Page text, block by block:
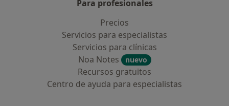
Para profesionales
Precios
Servicios para especialistas
Servicios para clínicas
Noa Notes
nuevo
Recursos gratuitos
Centro de ayuda para especialistas